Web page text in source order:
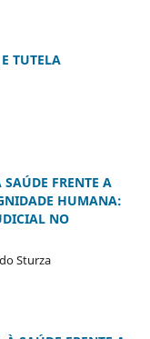
TUTELA
FRENTE A
HUMANA:
NO
Sturza